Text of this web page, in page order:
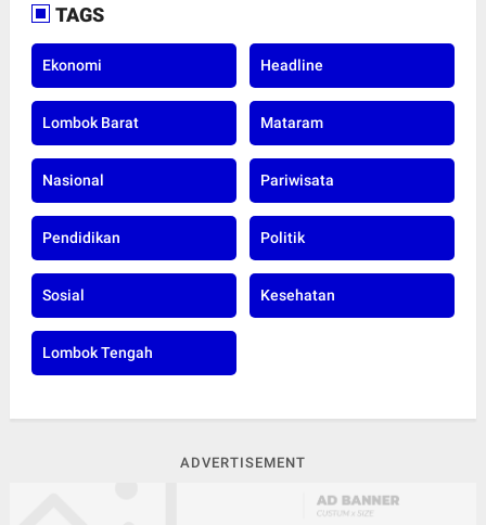
TAGS
Ekonomi Headline
Lombok Barat Mataram
Nasional Pariwisata
Pendidikan Politik
Sosial Kesehatan
Lombok Tengah
ADVERTISEMENT